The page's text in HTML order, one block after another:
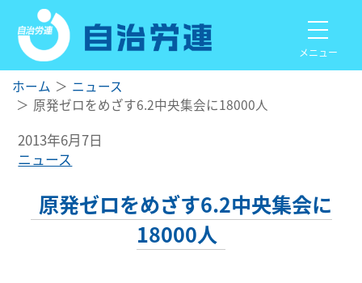
メニュー
ホーム
ニュース
原発ゼロをめざす6.2中央集会に18000人
2013年6月7日
ニュース
原発ゼロをめざす6.2中央集会に
18000人